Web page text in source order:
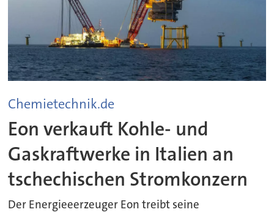
Chemietechnik.de
Eon verkauft Kohle- und
Gaskraftwerke in Italien an
tschechischen Stromkonzern
Der Energieeerzeuger Eon treibt seine